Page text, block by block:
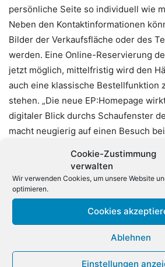
Cookie-Zustimmung
verwalten
Wir verwenden Cookies, um unsere Website
optimieren.
Cookies
Ablehnen
Einstellungen
persönliche Seite so individuell wie
Neben den Kontaktinformationen
Bilder der Verkaufsfläche oder des
werden. Eine Online-Reservierung
jetzt möglich, mittelfristig wird den
auch eine klassische Bestellfunktion
stehen. „Die neue EP:Homepage
digitaler Blick durchs Schaufenster
macht neugierig auf einen Besuch
elektronischen Präsentation der
uns, mit diesen beiden Instrumenten
aufmerksamkeitsstarke
zu bieten“, so Friedrich Sobol,